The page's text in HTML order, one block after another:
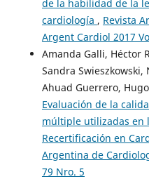
de la habilidad de la
cardiología , Revista
Argent Cardiol 2017
Amanda Galli, Héctor
Sandra
Ahuad Guerrero,
Evaluación de la
múltiple utilizadas en
Recertificación en
Argentina de
79 Nro. 5